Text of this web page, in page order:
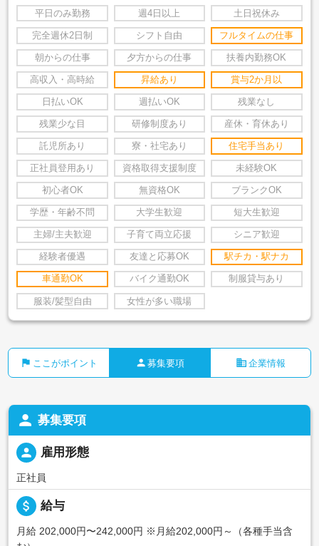
平日のみ勤務 週4日以上 土日祝休み
完全週休2日制 シフト自由 フルタイムの仕事
朝からの仕事 夕方からの仕事 扶養内勤務OK
高収入・高時給 昇給あり 賞与2か月以
日払いOK 週払いOK 残業なし
残業少な目 研修制度あり 産休・育休あり
託児所あり 寮・社宅あり 住宅手当あり
正社員登用あり 資格取得支援制度 未経験OK
初心者OK 無資格OK ブランクOK
学歴・年齢不問 大学生歓迎 短大生歓迎
主婦/主夫歓迎 子育て両立応援 シニア歓迎
経験者優遇 友達と応募OK 駅チカ・駅ナカ
車通勤OK バイク通勤OK 制服貸与あり
服装/髪型自由 女性が多い職場
flag ここがポイント person 募集要項 business 企業情報
person 募集要項
person 雇用形態
正社員
attach_money 給与
月給 202,000円〜242,000円 ※月給202,000円～（各種手当含